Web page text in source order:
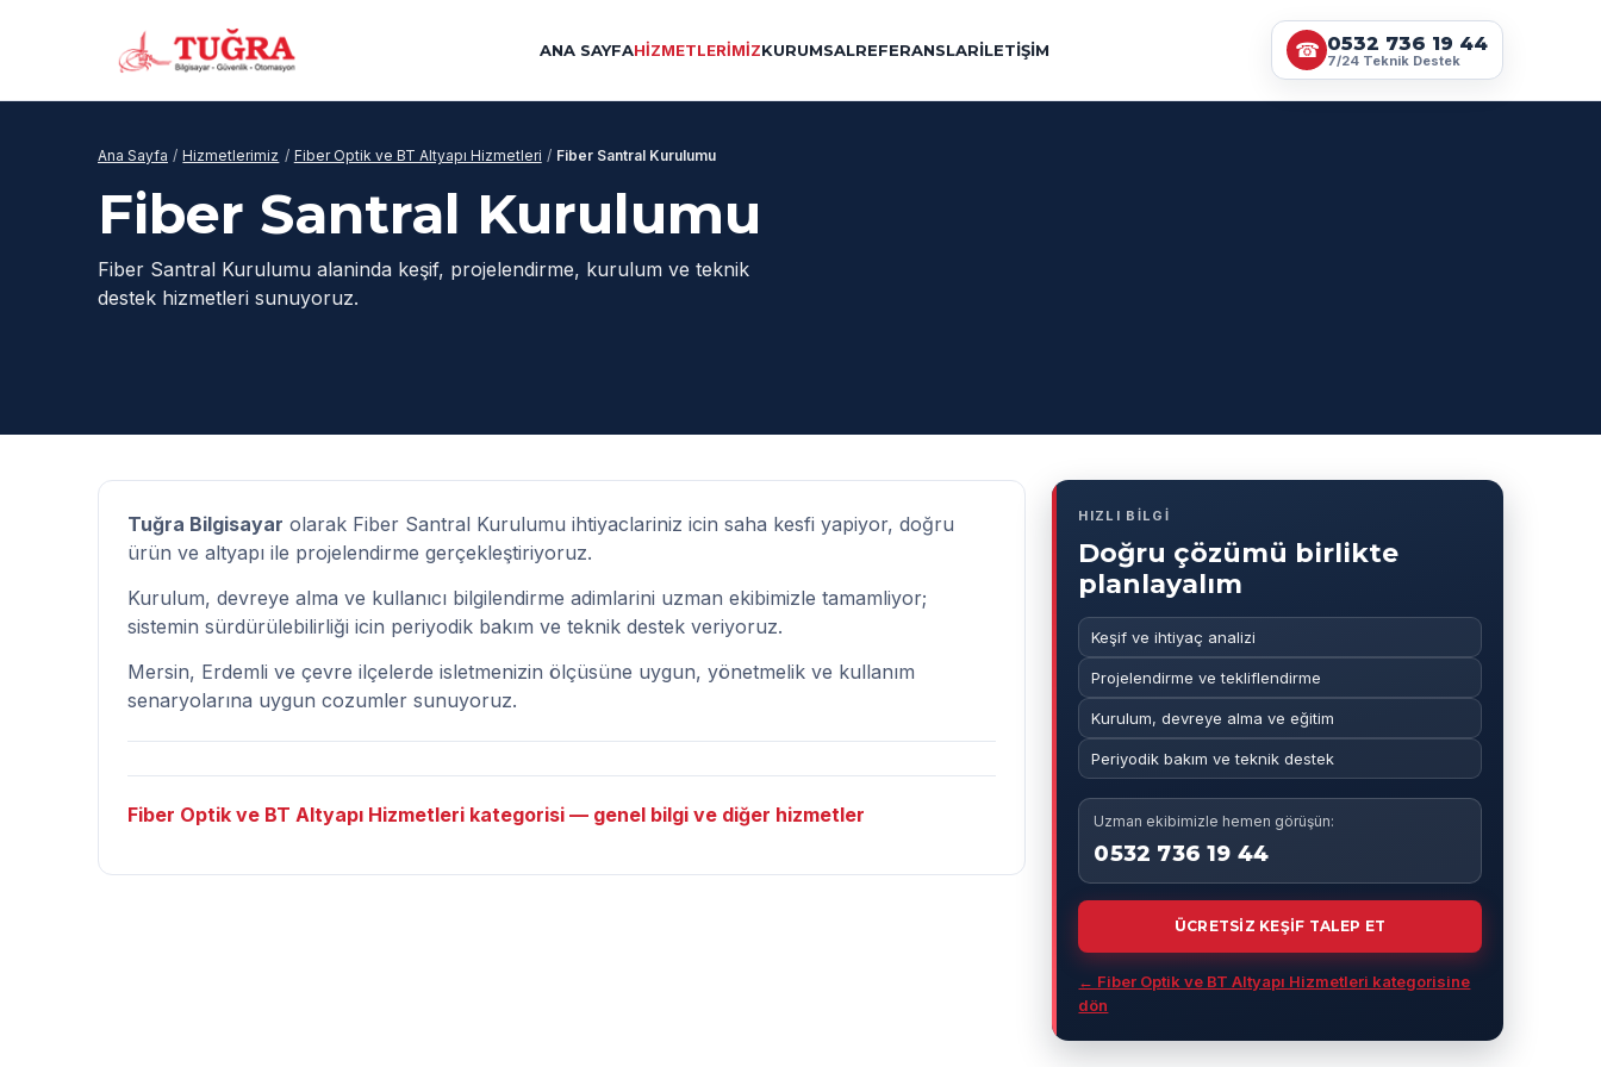
ANA SAYFAHİZMETLERİMİZKURUMSALREFERANSLARİLETİŞİM ☎ 0532 736 19 44
7/24 Teknik Destek
Ana Sayfa / Hizmetlerimiz / Fiber Optik ve BT Altyapı Hizmetleri / Fiber Santral Kurulumu
Fiber Santral Kurulumu
Fiber Santral Kurulumu alaninda keşif, projelendirme, kurulum ve teknik
destek hizmetleri sunuyoruz.
Tuğra Bilgisayar olarak Fiber Santral Kurulumu ihtiyaclariniz icin saha kesfi yapiyor, doğru
ürün ve altyapı ile projelendirme gerçekleştiriyoruz.
Kurulum, devreye alma ve kullanıcı bilgilendirme adimlarini uzman ekibimizle tamamliyor;
sistemin sürdürülebilirliği icin periyodik bakım ve teknik destek veriyoruz.
Mersin, Erdemli ve çevre ilçelerde isletmenizin ölçüsüne uygun, yönetmelik ve kullanım
senaryolarına uygun cozumler sunuyoruz.
Fiber Optik ve BT Altyapı Hizmetleri kategorisi — genel bilgi ve diğer hizmetler
HIZLI BİLGİ
Doğru çözümü birlikte
planlayalım
Keşif ve ihtiyaç analizi
Projelendirme ve tekliflendirme
Kurulum, devreye alma ve eğitim
Periyodik bakım ve teknik destek
Uzman ekibimizle hemen görüşün:
0532 736 19 44
ÜCRETSİZ KEŞİF TALEP ET
← Fiber Optik ve BT Altyapı Hizmetleri kategorisine
dön